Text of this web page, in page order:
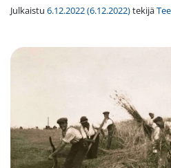
Julkaistu 6.12.2022(6.12.2022)tekijä